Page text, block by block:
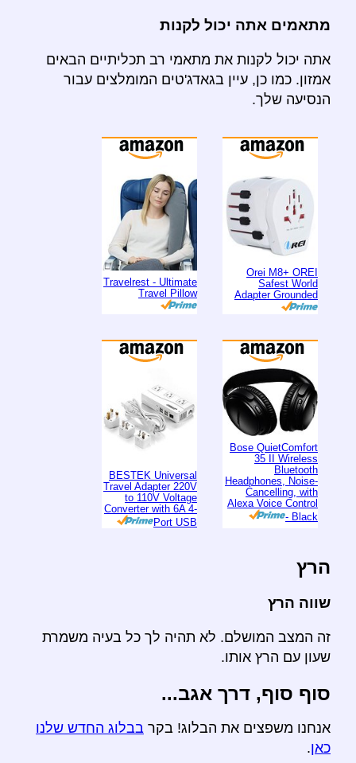
מתאמים אתה יכול לקנות
אתה יכול לקנות את מתאמי רב תכליתיים הבאים
אמזון. כמו כן, עיין בגאדג'טים המומלצים עבור
הנסיעה שלך.
Orei M8+ OREI
Safest World
Adapter Grounded
Travelrest - Ultimate
Travel Pillow
Bose QuietComfort
35 II Wireless
Bluetooth
Headphones, Noise-
Cancelling, with
Alexa Voice Control
- Black
BESTEK Universal
Travel Adapter 220V
to 110V Voltage
Converter with 6A 4-
Port USB
הרץ
שווה הרץ
זה המצב המושלם. לא תהיה לך כל בעיה משמרת
שעון עם הרץ אותו.
סוף סוף, דרך אגב...
אנחנו משפצים את הבלוג! בקר בבלוג החדש שלנו
כאן.